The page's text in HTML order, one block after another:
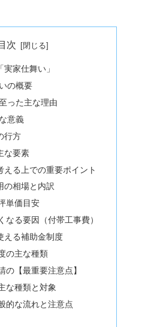
次
家仕舞い」
の概要
った主な理由
意義
行方
な要素
える上での重要ポイント
の相場と内訳
単価目安
なる要因（付帯工事費）
える補助金制度
の主な種類
の【最重要注意点】
な種類と対象
的な流れと注意点